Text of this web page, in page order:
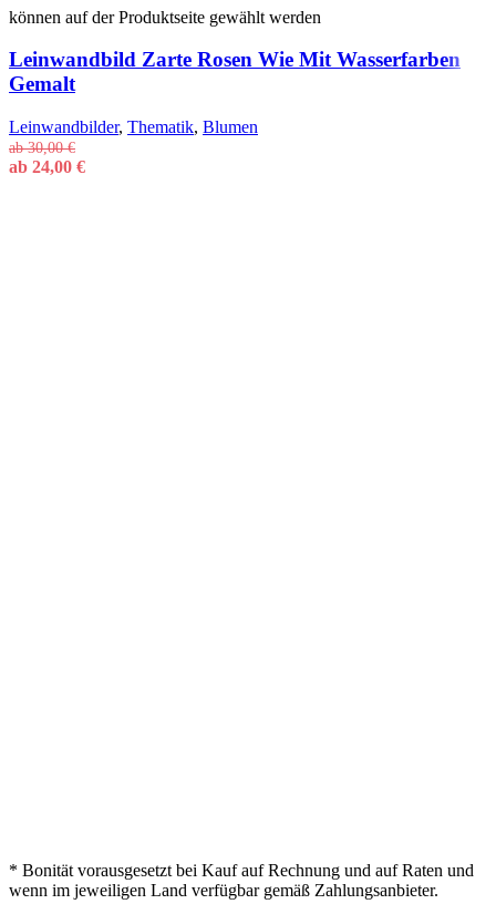
können auf der Produktseite gewählt werden
Leinwandbild Zarte Rosen Wie Mit Wasserfarben
Gemalt
Leinwandbilder, Thematik, Blumen
ab30,00€
ab 24,00 €
* Bonität vorausgesetzt bei Kauf auf Rechnung und auf Raten und
wenn im jeweiligen Land verfügbar gemäß Zahlungsanbieter.